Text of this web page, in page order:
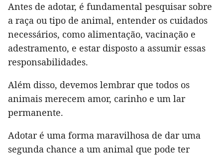
Antes de adotar, é fundamental pesquisar sobre
a raça ou tipo de animal, entender os cuidados
necessários, como alimentação, vacinação e
adestramento, e estar disposto a assumir essas
responsabilidades.
Além disso, devemos lembrar que todos os
animais merecem amor, carinho e um lar
permanente.
Adotar é uma forma maravilhosa de dar uma
segunda chance a um animal que pode ter